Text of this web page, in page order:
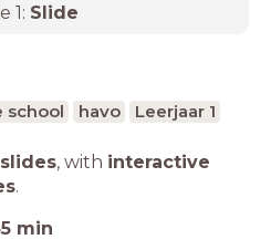
1: Slide
school havo Leerjaar 1
slides, with interactive
.
min